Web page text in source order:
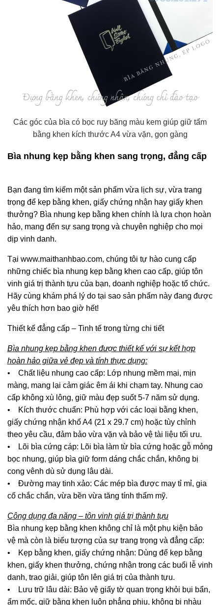
Các góc của bìa có bọc ruy băng màu kem giúp giữ tấm
bằng khen kích thước A4 vừa vặn, gọn gàng
Bìa nhung kẹp bằng khen sang trọng, đẳng cấp
Bạn đang tìm kiếm một sản phẩm vừa lịch sự, vừa trang
trọng để kẹp bằng khen, giấy chứng nhận hay giấy khen
thưởng? Bìa nhung kẹp bằng khen chính là lựa chọn hoàn
hảo, mang đến sự sang trọng và chuyên nghiệp cho mọi
dịp vinh danh.
Tại www.maithanhbao.com, chúng tôi tự hào cung cấp
những chiếc bìa nhung kẹp bằng khen cao cấp, giúp tôn
vinh giá trị thành tựu của bạn, doanh nghiệp hoặc tổ chức.
Hãy cùng khám phá lý do tại sao sản phẩm này đang được
yêu thích hơn bao giờ hết!
Thiết kế đẳng cấp – Tinh tế trong từng chi tiết
Bìa nhung kẹp bằng khen được thiết kế với sự kết hợp
hoàn hảo giữa vẻ đẹp và tính thực dụng:
• Chất liệu nhung cao cấp: Lớp nhung mềm mại, mịn
màng, mang lại cảm giác êm ái khi chạm tay. Nhung cao
cấp không xù lông, giữ màu đẹp suốt 5-7 năm sử dụng.
• Kích thước chuẩn: Phù hợp với các loại bằng khen,
giấy chứng nhận khổ A4 (21 x 29.7 cm) hoặc tùy chỉnh
theo yêu cầu, đảm bảo vừa vặn và bảo vệ tài liệu tối ưu.
• Lõi bìa cứng cáp: Lõi bìa làm từ bìa cứng hoặc gỗ mỏng
bọc nhung, giúp bìa giữ form dáng chắc chắn, không bị
cong vênh dù sử dụng lâu dài.
• Đường may tinh xảo: Các mép bìa được may tỉ mỉ, gia
cố chắc chắn, vừa bền vừa tăng tính thẩm mỹ.
Công dụng đa năng – tôn vinh giá trị thành tựu
Bìa nhung kẹp bằng khen không chỉ là một phụ kiện bảo
vệ mà còn là biểu tượng của sự trang trọng và đẳng cấp:
• Kẹp bằng khen, giấy chứng nhận: Dùng để kẹp bằng
khen, giấy khen thưởng, chứng nhận trong các buổi lễ vinh
danh, trao giải, giúp tôn lên giá trị của thành tựu.
• Lưu trữ lâu dài: Bảo vệ giấy tờ quan trọng khỏi bụi bẩn,
ẩm mốc, giữ bằng khen luôn phẳng phiu, không bị nhàu